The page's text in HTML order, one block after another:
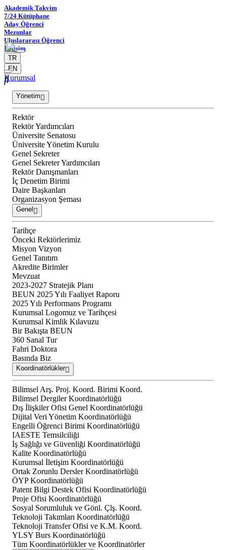
Akademik Takvim
7/24 Kütüphane
Aday Öğrenci
Mezunlar
Uluslararası Öğrenci
İletişim
TR
EN
Kurumsal
Yönetim
Rektör
Rektör Yardımcıları
Üniversite Senatosu
Üniversite Yönetim Kurulu
Genel Sekreter
Genel Sekreter Yardımcıları
Rektör Danışmanları
İç Denetim Birimi
Daire Başkanları
Organizasyon Şeması
Genel
Tarihçe
Önceki Rektörlerimiz
Misyon Vizyon
Genel Tanıtım
Akredite Birimler
Mevzuat
2023-2027 Stratejik Planı
BEUN 2025 Yılı Faaliyet Raporu
2025 Yılı Performans Programı
Kurumsal Logomuz ve Tarihçesi
Kurumsal Kimlik Kılavuzu
Bir Bakışta BEUN
360 Sanal Tur
Fahri Doktora
Basında Biz
Koordinatörlükler
Bilimsel Arş. Proj. Koord. Birimi Koord.
Bilimsel Dergiler Koordinatörlüğü
Dış İlişkiler Ofisi Genel Koordinatörlüğü
Dijital Veri Yönetim Koordinatörlüğü
Engelli Öğrenci Birimi Koordinatörlüğü
IAESTE Temsilciliği
İş Sağlığı ve Güvenliği Koordinatörlüğü
Kalite Koordinatörlüğü
Kurumsal İletişim Koordinatörlüğü
Ortak Zorunlu Dersler Koordinatörlüğü
ÖYP Koordinatörlüğü
Patent Bilgi Destek Ofisi Koordinatörlüğü
Proje Ofisi Koordinatörlüğü
Sosyal Sorumluluk ve Gönl. Çlş. Koord.
Teknoloji Takımları Koordinatörlüğü
Teknoloji Transfer Ofisi ve K.M. Koord.
YLSY Burs Koordinatörlüğü
Tüm Koordinatörlükler ve Koordinatörler